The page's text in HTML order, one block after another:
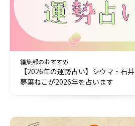
編集部のおすすめ
【2026年の運勢占い】シウマ・石
夢葉ねこが2026年を占います